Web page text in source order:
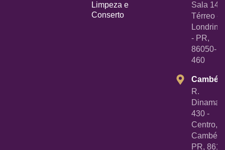
Limpeza e
Conserto
Sala 14
Térreo -
Londrina
- PR,
86050-
460
Cambé
R.
430 -
Centro,
Cambé -
PR,